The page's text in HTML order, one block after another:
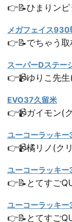
👉📝ひまりン
メガフェイス930
👉📝でちゃう
スーパーDステー
👉📹ゆりこ先
EVO37久留米
👉📹ガイモン(
ユーコーラッキ
👉📹橘リノ(ク
ユーコーラッキ
👉📝とてすご
ユーコーラッキ
👉📝とてすご